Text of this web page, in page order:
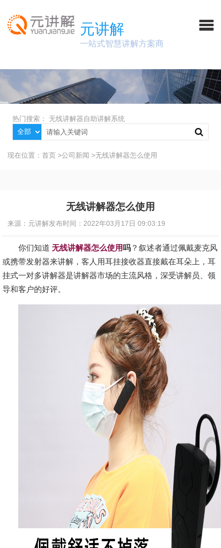
元讲解
一站式智慧讲解方案商
热门搜索： 无线讲解器自助讲解系统
现在位置： 首页 >公司新闻 >无线讲解器怎么使用
无线讲解器怎么使用
来源：元讲解发布时间：2022年03月17日 09:03:19
你们知道 无线讲解器怎么使用 吗 ？叙述者通过佩戴麦克风
或携带发射器来讲解，客人用耳挂接收器直接戴在耳朵上，耳
挂式一对多讲解器是讲解器市场的主流风格，深受讲解员、领
导和客户的好评。